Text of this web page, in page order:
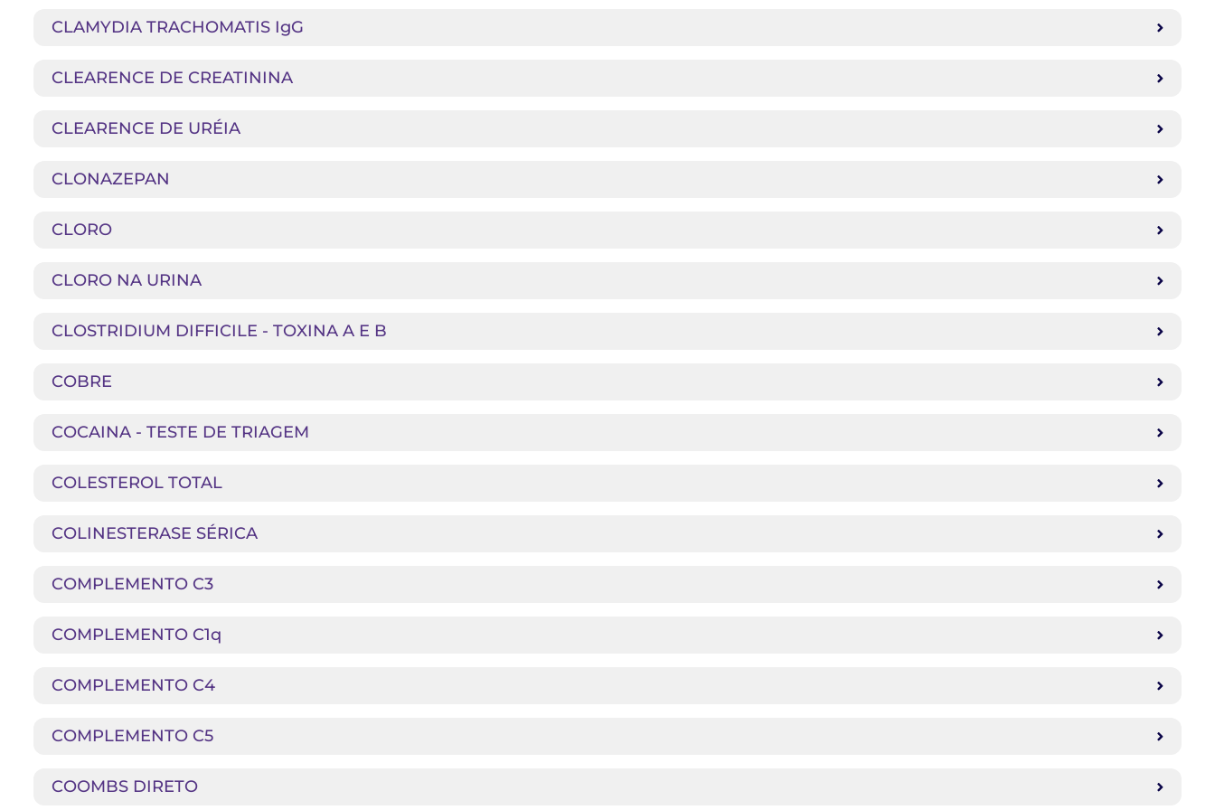
CLAMYDIA TRACHOMATIS IgG
CLEARENCE DE CREATININA
CLEARENCE DE URÉIA
CLONAZEPAN
CLORO
CLORO NA URINA
CLOSTRIDIUM DIFFICILE - TOXINA A E B
COBRE
COCAINA - TESTE DE TRIAGEM
COLESTEROL TOTAL
COLINESTERASE SÉRICA
COMPLEMENTO C3
COMPLEMENTO C1q
COMPLEMENTO C4
COMPLEMENTO C5
COOMBS DIRETO